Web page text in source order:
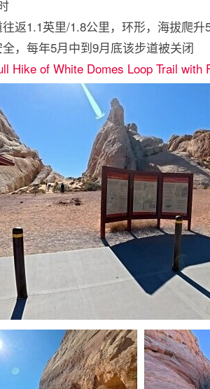
往返1.1英里/1.8公里，环形，海拔爬升
全，每年5月中到9月底该步道被关闭
Hike of White Domes Loop Trail with